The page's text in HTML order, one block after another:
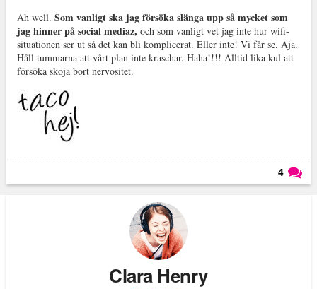
Ah well. Som vanligt ska jag försöka slänga upp så mycket som
jag hinner på social mediaz, och som vanligt vet jag inte hur wifi-
situationen ser ut så det kan bli komplicerat. Eller inte! Vi får se. Aja.
Håll tummarna att vårt plan inte kraschar. Haha!!!! Alltid lika kul att
försöka skoja bort nervositet.
4
Clara Henry